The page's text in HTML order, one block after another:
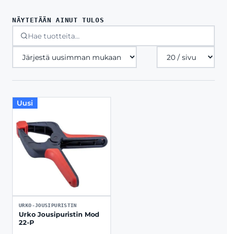
NÄYTETÄÄN AINUT TULOS
Tuotteita
sivulla
Uusi
URKO-JOUSIPURISTIN
Urko Jousipuristin Mod
22-P